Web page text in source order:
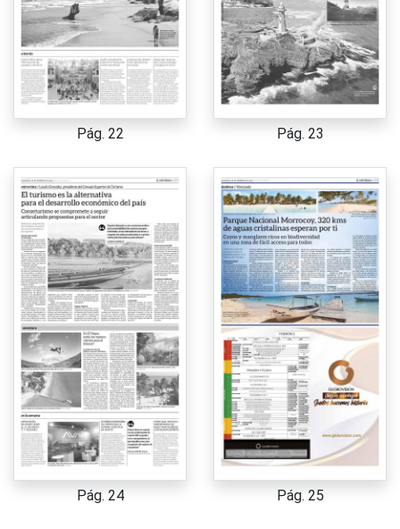
Pág. 22 Pág. 23
Pág. 24 Pág. 25